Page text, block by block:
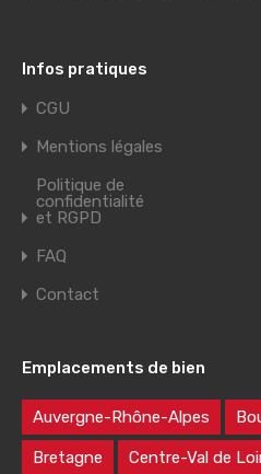
Infos pratiques
CGU
Mentions légales
Politique de
confidentialité
et RGPD
FAQ
Contact
Emplacements de bien
Auvergne-Rhône-Alpes
Bretagne Centre-Val de